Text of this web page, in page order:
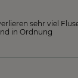
sehr viel
in Ordnung